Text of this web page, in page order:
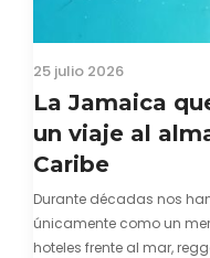
25 julio 2026
La Jamaica
un viaje al
Caribe
Durante décadas nos
únicamente como un
hoteles frente al mar,